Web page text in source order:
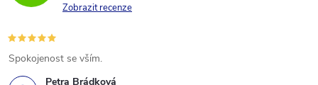
Zobrazit recenze
Petra Brádková
Spokojenost se vším.